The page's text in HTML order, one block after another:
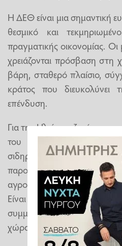
Η ΔΕΘ είναι μια σημαντική
θεσμικό και
πραγματικής οικονομίας. Οι
χρειάζονται πρόσβαση στη
βάρη, σταθερό πλαίσιο,
κράτος που
επένδυση.
Για την Ηλεία, τα ζητήματα
του λιμένα
σιδηροδρομικών
παρουσίας, της
αγροδιατροφής δεν είναι
Είναι οι βασικοί όροι για
συμμετάσχει ισότιμα στο
χώρας».